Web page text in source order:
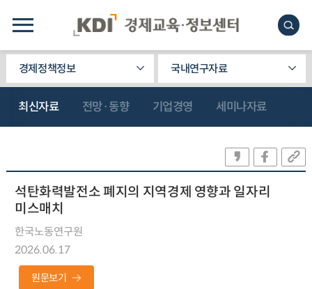
경제정책정보 국내연구자료
최신자료 전망·동향 기업경영 세미나자료
석탄화력발전소 폐지의 지역경제 영향과 일자리
미스매치
한국노동연구원
2026.06.17
원문보기